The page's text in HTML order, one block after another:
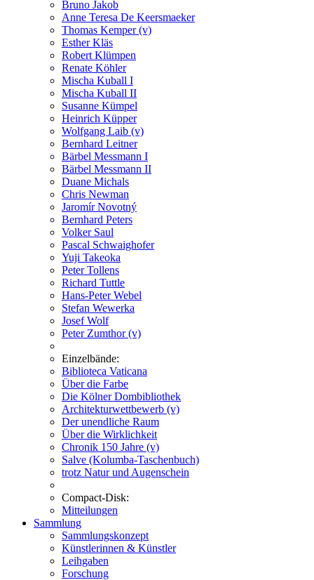
Bruno Jakob
Anne Teresa De Keersmaeker
Thomas Kemper (v)
Esther Kläs
Robert Klümpen
Renate Köhler
Mischa Kuball I
Mischa Kuball II
Susanne Kümpel
Heinrich Küpper
Wolfgang Laib (v)
Bernhard Leitner
Bärbel Messmann I
Bärbel Messmann II
Duane Michals
Chris Newman
Jaromír Novotný
Bernhard Peters
Volker Saul
Pascal Schwaighofer
Yuji Takeoka
Peter Tollens
Richard Tuttle
Hans-Peter Webel
Stefan Wewerka
Josef Wolf
Peter Zumthor (v)
Einzelbände:
Biblioteca Vaticana
Über die Farbe
Die Kölner Dombibliothek
Architekturwettbewerb (v)
Der unendliche Raum
Über die Wirklichkeit
Chronik 150 Jahre (v)
Salve (Kolumba-Taschenbuch)
trotz Natur und Augenschein
Compact-Disk:
Mitteilungen
Sammlung
Sammlungskonzept
Künstlerinnen & Künstler
Leihgaben
Forschung